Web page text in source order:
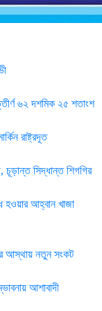
৬২ দশমিক ২৫ শতাংশ
রাষ্ট্রদূত
চূড়ান্ত সিদ্ধান্ত শিগগির
হওয়ার আহ্বান খাজা
আস্থায় নতুন সংকট
আশাবাদী